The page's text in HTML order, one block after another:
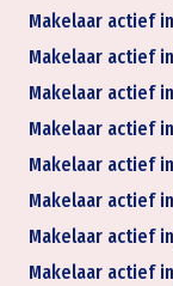
Makelaar actief
Makelaar actief
Makelaar actief
Makelaar actief
Makelaar actief
Makelaar actief
Makelaar actief
Makelaar actief